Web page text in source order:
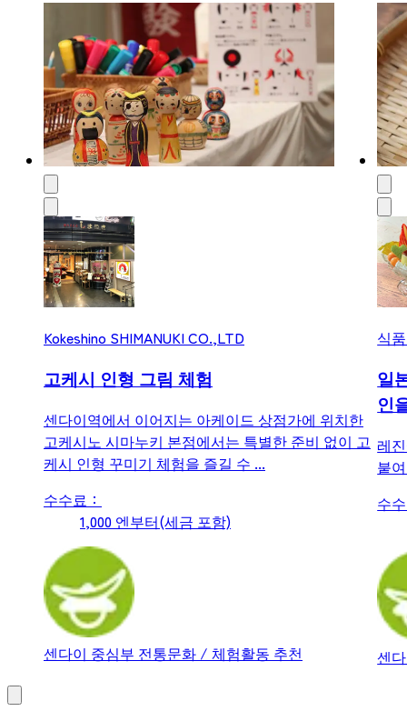
Kokeshino SHIMANUKI CO.,LTD
고케시 인형 그림 체험
센다이역에서 이어지는 아케이드 상점가에 위치한
고케시노 시마누키 본점에서는 특별한 준비 없이 고
케시 인형 꾸미기 체험을 즐길 수 ...
수수료：
1,000 엔부터(세금 포함)
센다이 중심부 전통문화 / 체험활동 추천
식
일
인
레
붙
수
센